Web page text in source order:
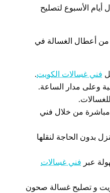
الأسبوع لتصليح
من أعطال الغسالة في
فني غسالات الكويت.
وعلى مدار الساعة.
مباشرة من خلال فني
بدون الحاجة لنقلها
عبر فني غسالات
و تصليح غسالة صحون